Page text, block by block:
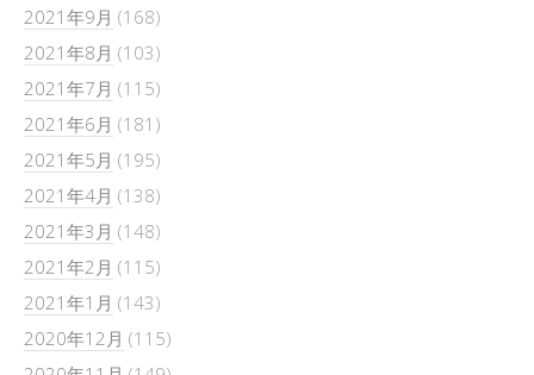
2021年9月 (168)
2021年8月 (103)
2021年7月 (115)
2021年6月 (181)
2021年5月 (195)
2021年4月 (138)
2021年3月 (148)
2021年2月 (115)
2021年1月 (143)
2020年12月 (115)